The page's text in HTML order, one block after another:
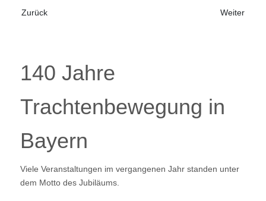
Vorheriger Beitrag: Ottobeuren
Zurück Nächster
Weiter
140 Jahre
Trachtenbewegung in
Bayern
Viele Veranstaltungen im vergangenen Jahr standen unter
dem Motto des Jubiläums.